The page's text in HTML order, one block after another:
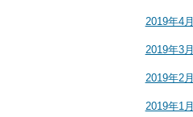
2019年4月
2019年3月
2019年2月
2019年1月